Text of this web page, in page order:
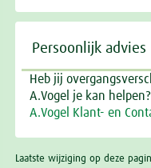
Persoonlijk advies
Heb jij
A.Vogel je kan
A.Vogel Klant- en
Laatste wijziging op deze